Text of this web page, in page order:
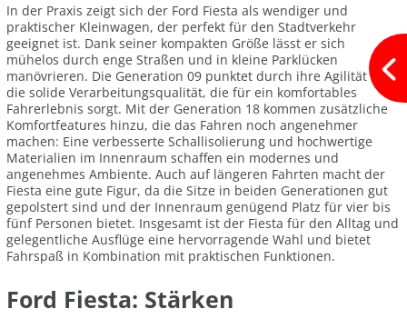
In der Praxis zeigt sich der Ford Fiesta als wendiger und
praktischer Kleinwagen, der perfekt für den Stadtverkehr
geeignet ist. Dank seiner kompakten Größe lässt er sich
mühelos durch enge Straßen und in kleine Parklücken
manövrieren. Die Generation 09 punktet durch ihre Agilität und
die solide Verarbeitungsqualität, die für ein komfortables
Fahrerlebnis sorgt. Mit der Generation 18 kommen zusätzliche
Komfortfeatures hinzu, die das Fahren noch angenehmer
machen: Eine verbesserte Schallisolierung und hochwertige
Materialien im Innenraum schaffen ein modernes und
angenehmes Ambiente. Auch auf längeren Fahrten macht der
Fiesta eine gute Figur, da die Sitze in beiden Generationen gut
gepolstert sind und der Innenraum genügend Platz für vier bis
fünf Personen bietet. Insgesamt ist der Fiesta für den Alltag und
gelegentliche Ausflüge eine hervorragende Wahl und bietet
Fahrspaß in Kombination mit praktischen Funktionen.
Ford Fiesta: Stärken